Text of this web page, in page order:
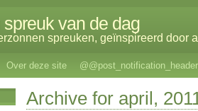
spreuk van de dag
spreuken, geïnspireerd door
Over deze site @@post_notification_header
Archive for april,